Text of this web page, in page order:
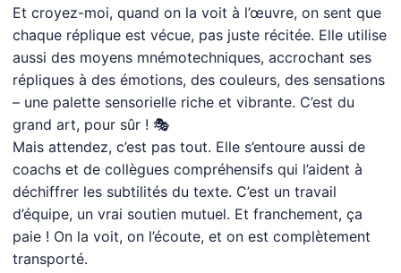
Et croyez-moi, quand on la voit à l’œuvre, on sent que
chaque réplique est vécue, pas juste récitée. Elle utilise
aussi des moyens mnémotechniques, accrochant ses
répliques à des émotions, des couleurs, des sensations
– une palette sensorielle riche et vibrante. C’est du
grand art, pour sûr ! 🎭
Mais attendez, c’est pas tout. Elle s’entoure aussi de
coachs et de collègues compréhensifs qui l’aident à
déchiffrer les subtilités du texte. C’est un travail
d’équipe, un vrai soutien mutuel. Et franchement, ça
paie ! On la voit, on l’écoute, et on est complètement
transporté.